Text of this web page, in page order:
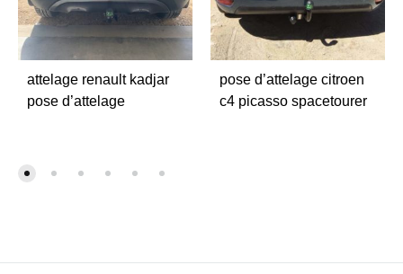
attelage renault kadjar
pose d’attelage
pose d’attelage citroen
c4 picasso spacetourer